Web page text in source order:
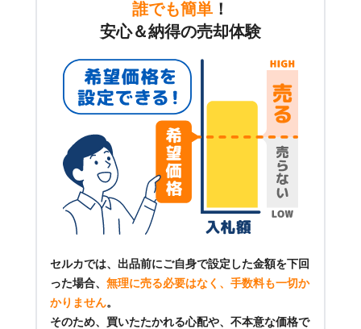
誰でも簡単 ！
安心＆納得の売却体験
セルカでは、出品前にご自身で設定した金額を下回
った場合、 無理に売る必要はなく、手数料も一切か
かりません。
そのため、買いたたかれる心配や、不本意な価格で